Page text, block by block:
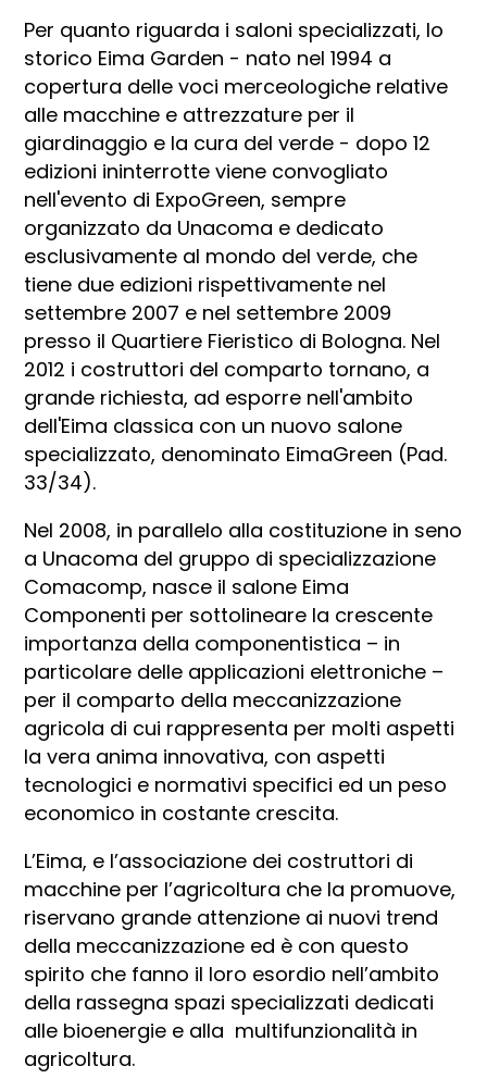
Per quanto riguarda i saloni specializzati, lo
storico Eima Garden - nato nel 1994 a
copertura delle voci merceologiche relative
alle macchine e attrezzature per il
giardinaggio e la cura del verde - dopo 12
edizioni ininterrotte viene convogliato
nell'evento di ExpoGreen, sempre
organizzato da Unacoma e dedicato
esclusivamente al mondo del verde, che
tiene due edizioni rispettivamente nel
settembre 2007 e nel settembre 2009
presso il Quartiere Fieristico di Bologna. Nel
2012 i costruttori del comparto tornano, a
grande richiesta, ad esporre nell'ambito
dell'Eima classica con un nuovo salone
specializzato, denominato EimaGreen (Pad.
33/34).
Nel 2008, in parallelo alla costituzione in seno
a Unacoma del gruppo di specializzazione
Comacomp, nasce il salone Eima
Componenti per sottolineare la crescente
importanza della componentistica – in
particolare delle applicazioni elettroniche –
per il comparto della meccanizzazione
agricola di cui rappresenta per molti aspetti
la vera anima innovativa, con aspetti
tecnologici e normativi specifici ed un peso
economico in costante crescita.
L’Eima, e l’associazione dei costruttori di
macchine per l’agricoltura che la promuove,
riservano grande attenzione ai nuovi trend
della meccanizzazione ed è con questo
spirito che fanno il loro esordio nell’ambito
della rassegna spazi specializzati dedicati
alle bioenergie e alla multifunzionalità in
agricoltura.